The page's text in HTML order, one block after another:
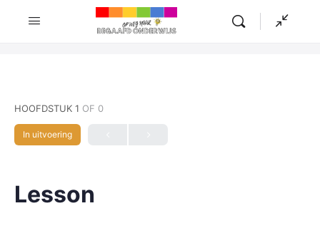
HOOFDSTUK 1 OF 0
In uitvoering
Lesson